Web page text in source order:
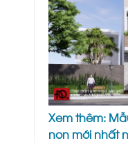
Xem thêm:
non mới nhất